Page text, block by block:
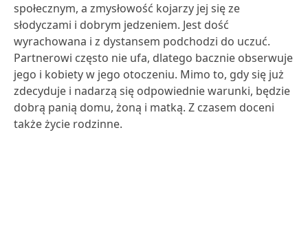
społecznym, a zmysłowość kojarzy jej się ze
słodyczami i dobrym jedzeniem. Jest dość
wyrachowana i z dystansem podchodzi do uczuć.
Partnerowi często nie ufa, dlatego bacznie obserwuje
jego i kobiety w jego otoczeniu. Mimo to, gdy się już
zdecyduje i nadarzą się odpowiednie warunki, będzie
dobrą panią domu, żoną i matką. Z czasem doceni
także życie rodzinne.